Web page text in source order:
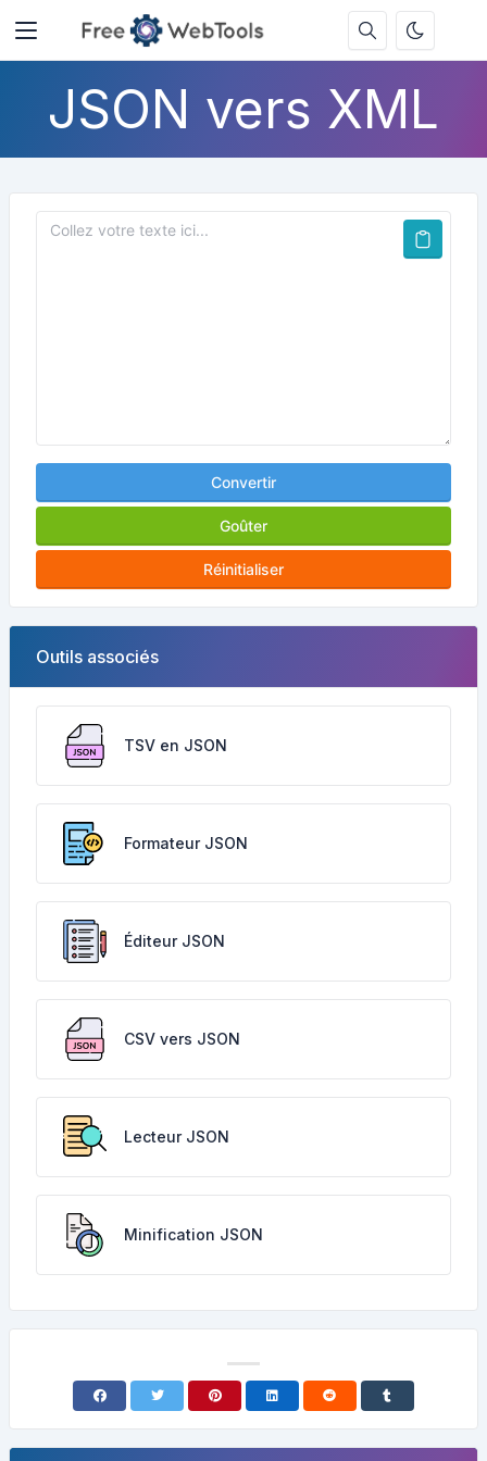
JSON vers XML
Convertir
Goûter
Réinitialiser
Outils associés
TSV en JSON
Formateur JSON
Éditeur JSON
CSV vers JSON
Lecteur JSON
Minification JSON